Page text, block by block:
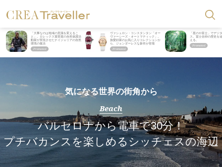
「大事なのは地域の意識を変えるこ
と」。ロレックス賞受賞の自然保護活
動家が実現させたナイジェリアの自然
環境の復活
ヴァシュロン・コンスタンタン「オー
ヴァーシーズ・オートマティック」。
旅愛好家のお気に入りコレクションか
ら、ジェンダーレスな新作が登場
「星のや富士」でデジ
ス。冨士信仰の歴史を
える。
気になる世界の街角から
Beach
バルセロナから電車で30分！
プチバカンスを楽しめるシッチェスの海辺